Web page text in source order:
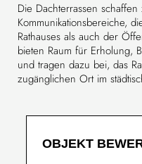
Die Dachterrassen
Kommunikationsbereiche,
Rathauses als auch der
bieten Raum für Erholung,
und tragen dazu bei, das
zugänglichen Ort im
OBJEKT